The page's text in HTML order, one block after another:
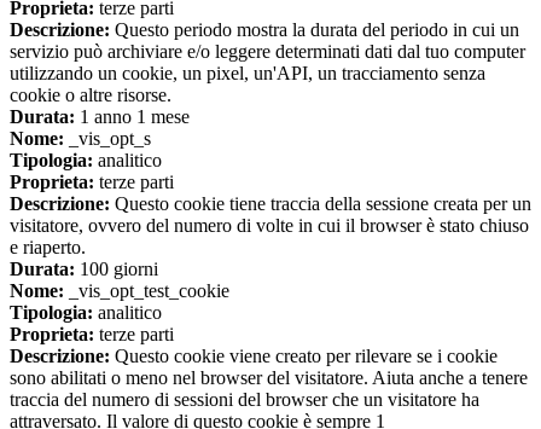
Proprieta: terze parti
Descrizione: Questo periodo mostra la durata del periodo in cui un
servizio può archiviare e/o leggere determinati dati dal tuo computer
utilizzando un cookie, un pixel, un'API, un tracciamento senza
cookie o altre risorse.
Durata: 1 anno 1 mese
Nome: _vis_opt_s
Tipologia: analitico
Proprieta: terze parti
Descrizione: Questo cookie tiene traccia della sessione creata per un
visitatore, ovvero del numero di volte in cui il browser è stato chiuso
e riaperto.
Durata: 100 giorni
Nome: _vis_opt_test_cookie
Tipologia: analitico
Proprieta: terze parti
Descrizione: Questo cookie viene creato per rilevare se i cookie
sono abilitati o meno nel browser del visitatore. Aiuta anche a tenere
traccia del numero di sessioni del browser che un visitatore ha
attraversato. Il valore di questo cookie è sempre 1